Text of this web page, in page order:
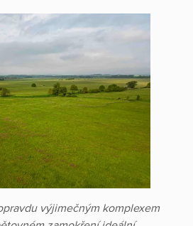
výjimečným komplexem